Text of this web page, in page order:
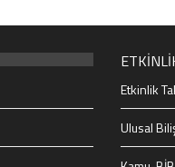
Etkinlik
Ulusal